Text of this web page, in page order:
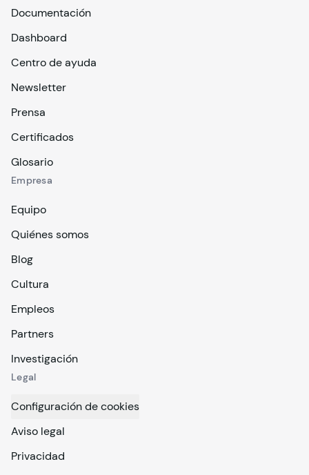
Documentación
Dashboard
Centro de ayuda
Newsletter
Prensa
Certificados
Glosario
Empresa
Equipo
Quiénes somos
Blog
Cultura
Empleos
Partners
Investigación
Legal
Configuración de cookies
Aviso legal
Privacidad